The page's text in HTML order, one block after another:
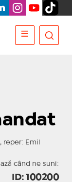
reper: Emil
când ne suni:
ID: 100200